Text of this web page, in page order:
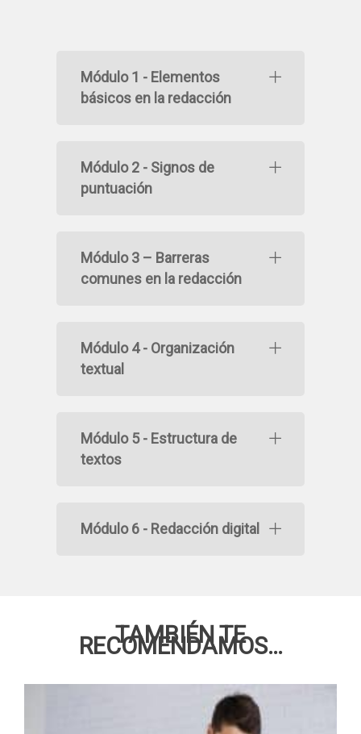
Módulo 1 - Elementos
básicos en la redacción
Módulo 2 - Signos de
puntuación
Módulo 3 – Barreras
comunes en la redacción
Módulo 4 - Organización
textual
Módulo 5 - Estructura de
textos
Módulo 6 - Redacción digital
TAMBIÉN TE
RECOMENDAMOS…